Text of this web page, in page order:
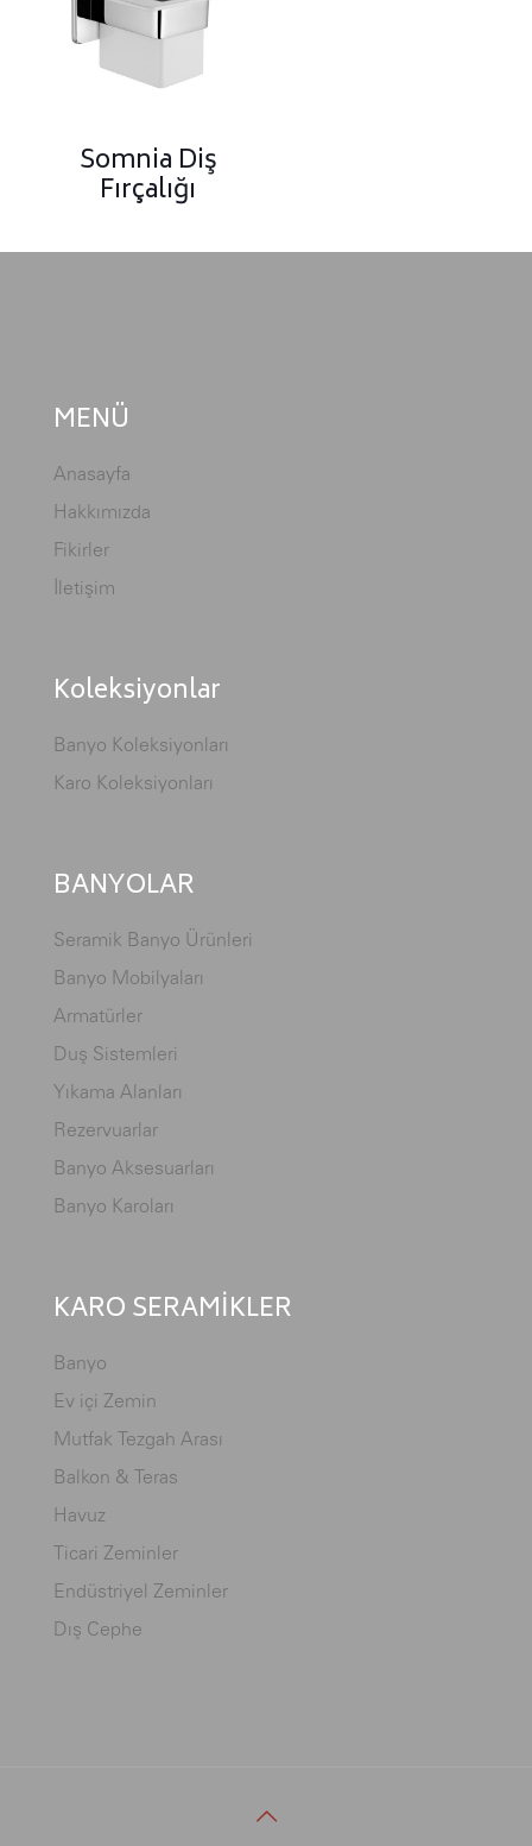
Somnia Diş
Fırçalığı
MENÜ
Anasayfa
Hakkımızda
Fikirler
İletişim
Koleksiyonlar
Banyo Koleksiyonları
Karo Koleksiyonları
BANYOLAR
Seramik Banyo Ürünleri
Banyo Mobilyaları
Armatürler
Duş Sistemleri
Yıkama Alanları
Rezervuarlar
Banyo Aksesuarları
Banyo Karoları
KARO SERAMİKLER
Banyo
Ev içi Zemin
Mutfak Tezgah Arası
Balkon & Teras
Havuz
Ticari Zeminler
Endüstriyel Zeminler
Dış Cephe